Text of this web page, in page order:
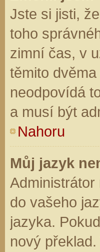
Jste si jisti,
toho
zimní čas, v
těmito
neodpovídá
a musí být
Nahoru
Můj jazyk
Administrátor
do vašeho
jazyka.
nový